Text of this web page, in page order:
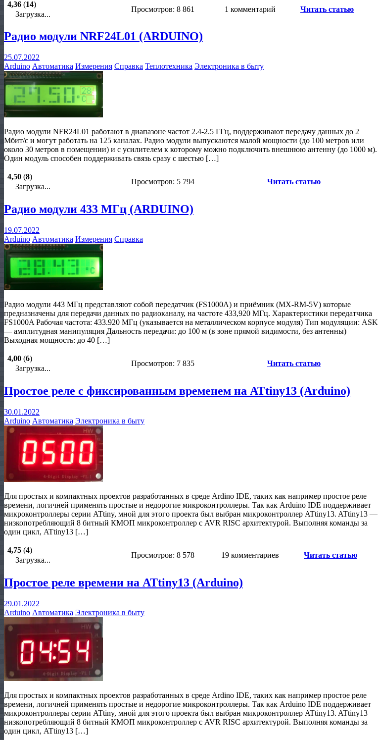
4,36 (14)
Загрузка...
Просмотров: 8 861 1 комментарий Читать статью
Радио модули NRF24L01 (ARDUINO)
25.07.2022
Arduino Автоматика Измерения Справка Теплотехника Электроника в быту
Радио модули NFR24L01 работают в диапазоне частот 2.4-2.5 ГГц, поддерживают передачу данных до 2
Мбит/с и могут работать на 125 каналах. Радио модули выпускаются малой мощности (до 100 метров или
около 30 метров в помещении) и с усилителем к которому можно подключить внешнюю антенну (до 1000 м).
Один модуль способен поддерживать связь сразу с шестью […]
4,50 (8)
Загрузка...
Просмотров: 5 794 Читать статью
Радио модули 433 МГц (ARDUINO)
19.07.2022
Arduino Автоматика Измерения Справка
Радио модули 443 МГц представляют собой передатчик (FS1000A) и приёмник (MX-RM-5V) которые
предназначены для передачи данных по радиоканалу, на частоте 433,920 МГц. Характеристики передатчика
FS1000A Рабочая частота: 433.920 МГц (указывается на металлическом корпусе модуля) Тип модуляции: ASK
— амплитудная манипуляция Дальность передачи: до 100 м (в зоне прямой видимости, без антенны)
Выходная мощность: до 40 […]
4,00 (6)
Загрузка...
Просмотров: 7 835 Читать статью
Простое реле с фиксированным временем на ATtiny13 (Arduino)
30.01.2022
Arduino Автоматика Электроника в быту
Для простых и компактных проектов разработанных в среде Ardino IDE, таких как например простое реле
времени, логичней применять простые и недорогие микроконтроллеры. Так как Arduino IDE поддерживает
микроконтроллеры серии ATtiny, мной для этого проекта был выбран микроконтроллер ATtiny13. ATtiny13 —
низкопотребляющий 8 битный КМОП микроконтроллер с AVR RISC архитектурой. Выполняя команды за
один цикл, ATtiny13 […]
4,75 (4)
Загрузка...
Просмотров: 8 578 19 комментариев Читать статью
Простое реле времени на ATtiny13 (Arduino)
29.01.2022
Arduino Автоматика Электроника в быту
Для простых и компактных проектов разработанных в среде Ardino IDE, таких как например простое реле
времени, логичней применять простые и недорогие микроконтроллеры. Так как Arduino IDE поддерживает
микроконтроллеры серии ATtiny, мной для этого проекта был выбран микроконтроллер ATtiny13. ATtiny13 —
низкопотребляющий 8 битный КМОП микроконтроллер с AVR RISC архитектурой. Выполняя команды за
один цикл, ATtiny13 […]